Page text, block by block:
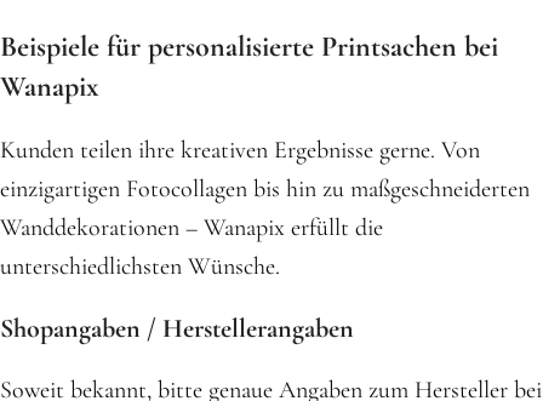
Beispiele für personalisierte Printsachen bei
Wanapix
Kunden teilen ihre kreativen Ergebnisse gerne. Von
einzigartigen Fotocollagen bis hin zu maßgeschneiderten
Wanddekorationen – Wanapix erfüllt die
unterschiedlichsten Wünsche.
Shopangaben / Herstellerangaben
Soweit bekannt, bitte genaue Angaben zum Hersteller bei